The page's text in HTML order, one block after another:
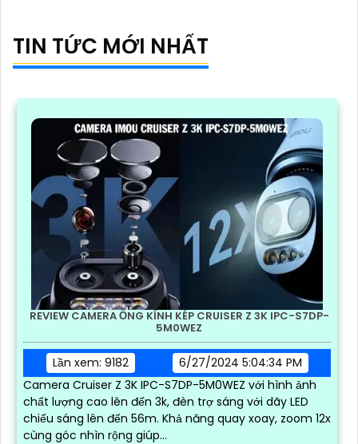
TIN TỨC MỚI NHẤT
REVIEW CAMERA ỐNG KÍNH KÉP CRUISER Z 3K IPC-S7DP-
5M0WEZ
Lần xem: 9182
6/27/2024 5:04:34 PM
Camera Cruiser Z 3K IPC-S7DP-5M0WEZ với hình ảnh
chất lượng cao lên đến 3k, đèn trợ sáng với dãy LED
chiếu sáng lên đến 56m. Khả năng quay xoay, zoom 12x
cùng góc nhìn rộng giúp...